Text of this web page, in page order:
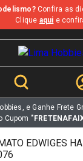
Confira as
Clique aqui e
e Ganhe Frete
Cupom
EDWIGES